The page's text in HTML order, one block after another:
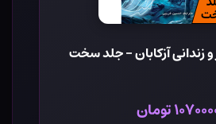
زندانی آزکابان - جلد سخت
تومان